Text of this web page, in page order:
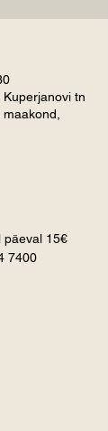
Kuperjanovi tn
päeval 15€
7400